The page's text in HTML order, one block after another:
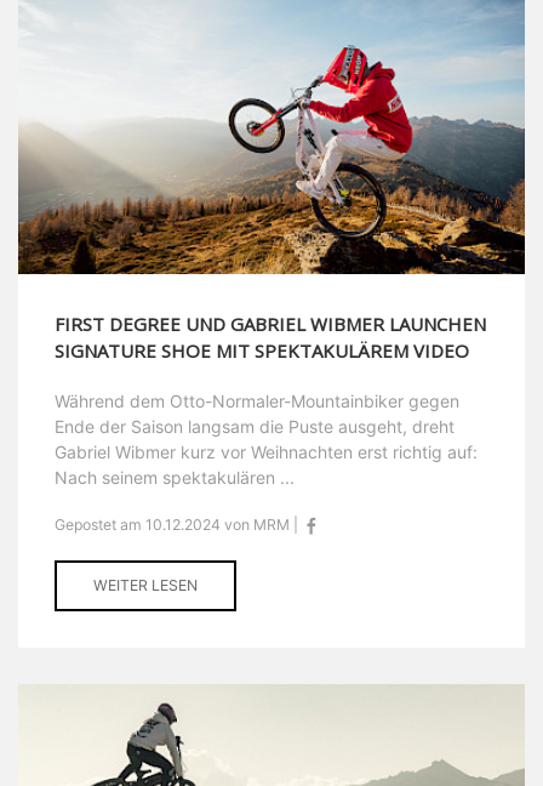
FIRST DEGREE UND GABRIEL WIBMER LAUNCHEN
SIGNATURE SHOE MIT SPEKTAKULÄREM VIDEO
Während dem Otto-Normaler-Mountainbiker gegen
Ende der Saison langsam die Puste ausgeht, dreht
Gabriel Wibmer kurz vor Weihnachten erst richtig auf:
Nach seinem spektakulären ...
Gepostet am 10.12.2024 von MRM |
WEITER LESEN